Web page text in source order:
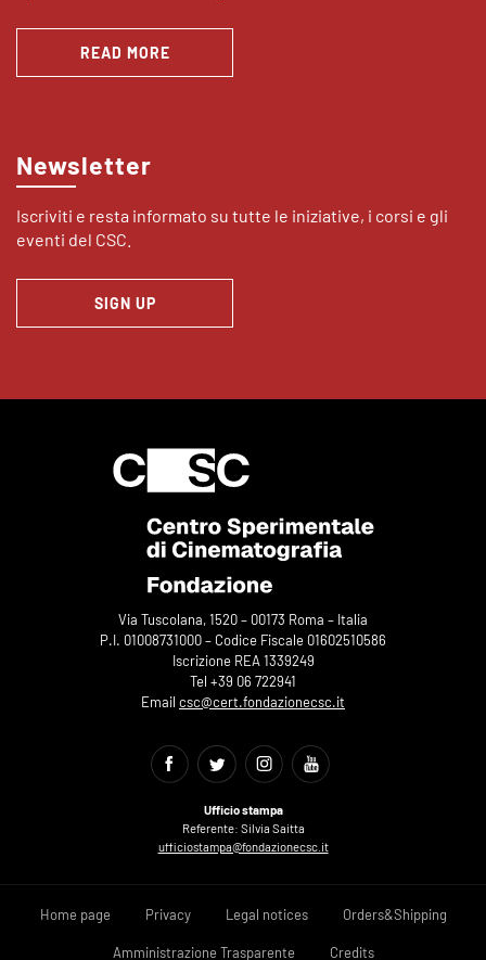
READ MORE
Newsletter
Iscriviti e resta informato su tutte le iniziative, i corsi e gli
eventi del CSC.
SIGN UP
Via Tuscolana, 1520 – 00173 Roma – Italia
P.I. 01008731000 – Codice Fiscale 01602510586
Iscrizione REA 1339249
Tel +39 06 722941
Email csc@cert.fondazionecsc.it
Ufficio stampa
Referente: Silvia Saitta
ufficiostampa@fondazionecsc.it
Home page Privacy Legal notices Orders&Shipping
Amministrazione Trasparente Credits